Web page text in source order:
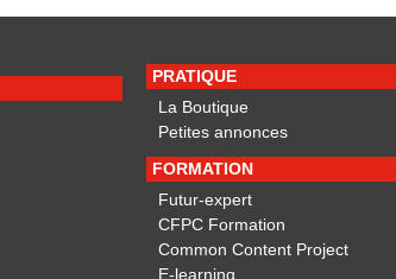
PRATIQUE
La Boutique
Petites annonces
FORMATION
Futur-expert
CFPC Formation
Common Content Project
E-learning